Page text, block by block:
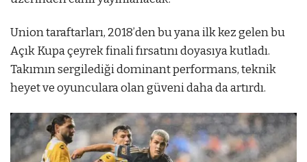
Union taraftarları, 2018’den bu yana ilk kez gelen bu
Açık Kupa çeyrek finali fırsatını doyasıya kutladı.
Takımın sergilediği dominant performans, teknik
heyet ve oyunculara olan güveni daha da artırdı.